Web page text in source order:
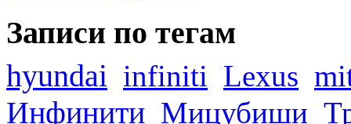
Записи по тегам
hyundai infiniti Lexus
Инфинити Мицубиши